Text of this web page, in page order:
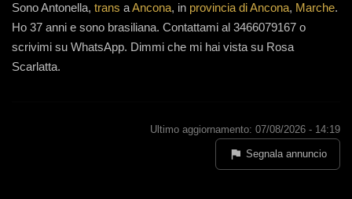
SonoAntonella, trans aAncona, in provincia di Ancona, Marche.
Ho 37 anni e sono brasiliana. Contattami al 3466079167 o
scrivimi su WhatsApp. Dimmi che mi hai vista su Rosa
Scarlatta.
Ultimo aggiornamento: 07/08/2026 - 14:19
Segnala annuncio